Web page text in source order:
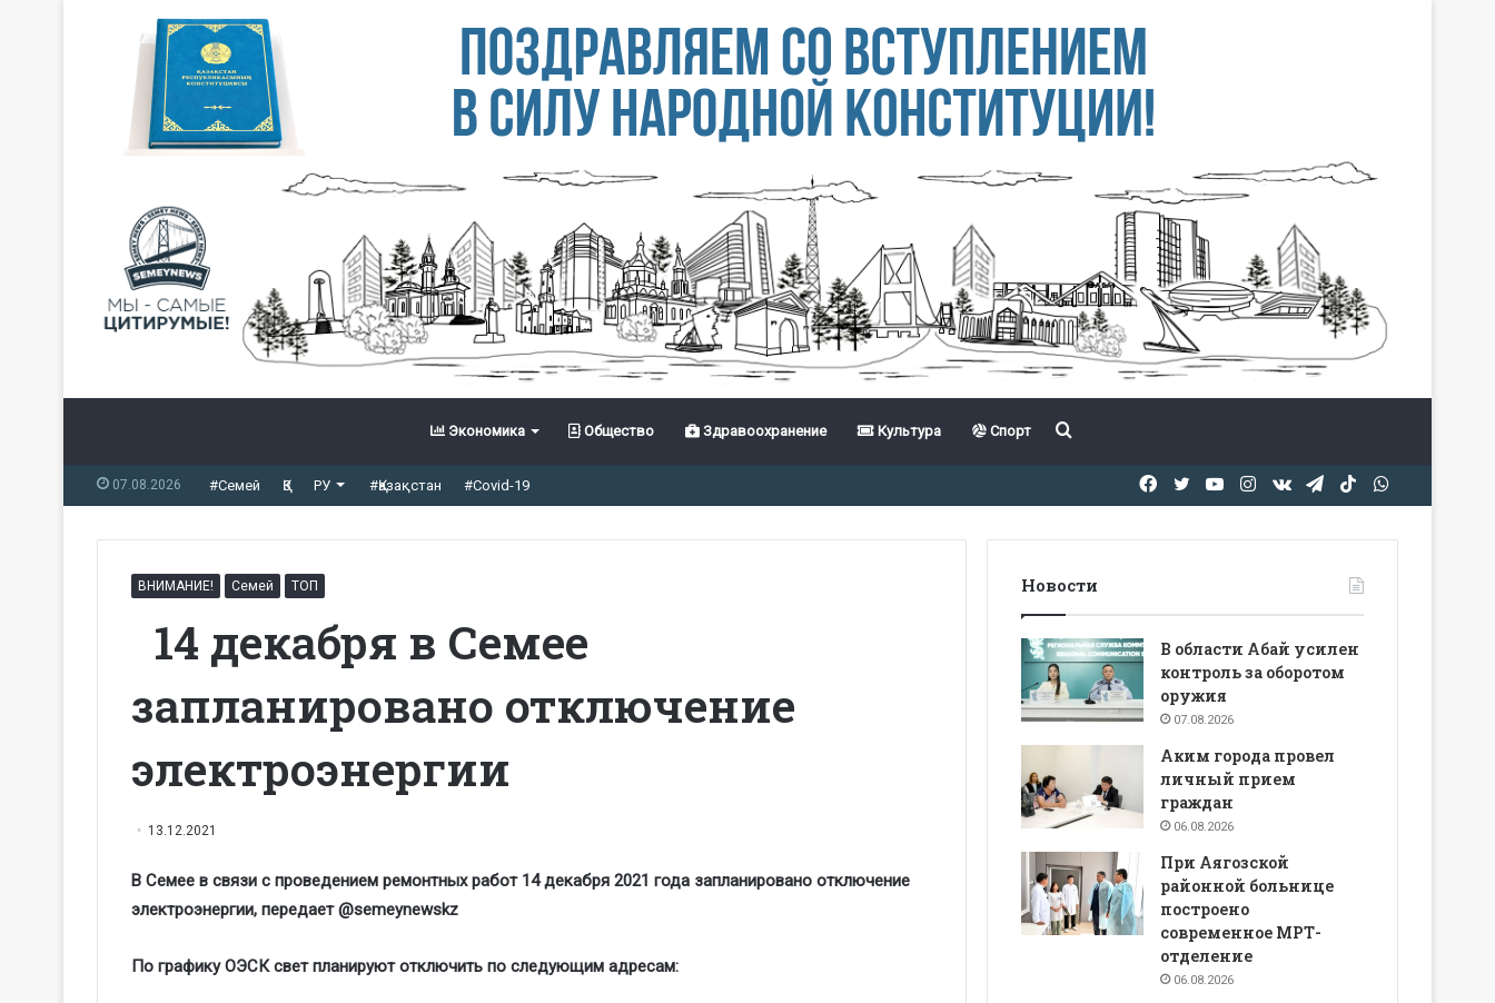
Экономика Общество Здравоохранение Культура Спорт Іздеу
07.08.2026 #Семей ҚЗ РУ #Қазақстан #Covid-19 TikTok
Telegram
vk.com
Instagram
YouTube
Twitter
Facebook
ВНИМАНИЕ! Семей ТОП
14 декабря в Семее
запланировано отключение
электроэнергии
13.12.2021
В Семее в связи с проведением ремонтных работ 14декабря 2021 года запланировано отключение
электроэнергии, передает @sеmeynewskz
По графику ОЭСК свет планируют отключить по следующим адресам:
Новости
В области Абай усилен
контроль за оборотом
оружия
07.08.2026
Аким города провел
личный прием
граждан
06.08.2026
При Аягозской
районной больнице
построено
современное МРТ-
отделение
06.08.2026